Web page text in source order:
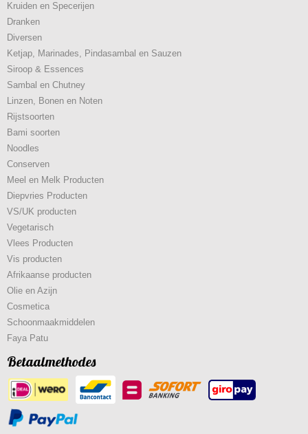
Kruiden en Specerijen
Dranken
Diversen
Ketjap, Marinades, Pindasambal en Sauzen
Siroop & Essences
Sambal en Chutney
Linzen, Bonen en Noten
Rijstsoorten
Bami soorten
Noodles
Conserven
Meel en Melk Producten
Diepvries Producten
VS/UK producten
Vegetarisch
Vlees Producten
Vis producten
Afrikaanse producten
Olie en Azijn
Cosmetica
Schoonmaakmiddelen
Faya Patu
Betaalmethodes